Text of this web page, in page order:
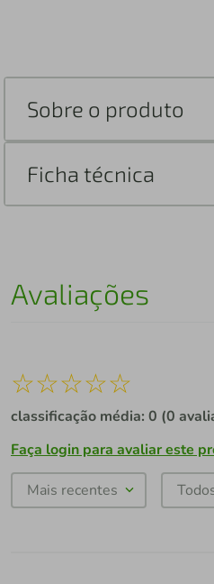
Sobre o produto
Ficha técnica
Avaliações
☆☆☆☆☆
classificação média: 0 (0
Faça login para avaliar este
Mais recentes